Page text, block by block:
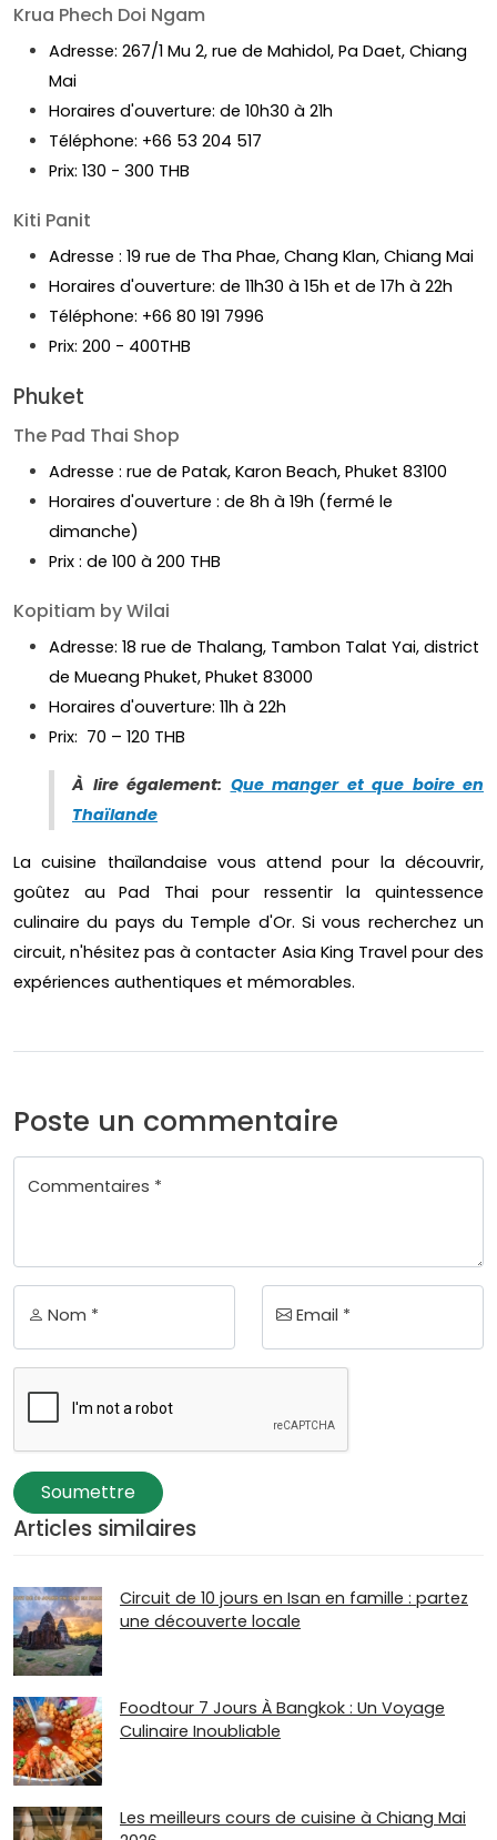
Krua Phech Doi Ngam
Adresse: 267/1 Mu 2, rue de Mahidol, Pa Daet, Chiang
Mai
Horaires d'ouverture: de 10h30 à 21h
Téléphone: +66 53 204 517
Prix: 130 - 300 THB
Kiti Panit
Adresse : 19 rue de Tha Phae, Chang Klan, Chiang Mai
Horaires d'ouverture: de 11h30 à 15h et de 17h à 22h
Téléphone: +66 80 191 7996
Prix: 200 - 400THB
Phuket
The Pad Thai Shop
Adresse : rue de Patak, Karon Beach, Phuket 83100
Horaires d'ouverture : de 8h à 19h (fermé le
dimanche)
Prix : de 100 à 200 THB
Kopitiam by Wilai
Adresse: 18 rue de Thalang, Tambon Talat Yai, district
de Mueang Phuket, Phuket 83000
Horaires d'ouverture: 11h à 22h
Prix: 70 – 120 THB
À lire également: Que manger et que boire en
Thaïlande
La cuisine thaïlandaise vous attend pour la découvrir,
goûtez au Pad Thai pour ressentir la quintessence
culinaire du pays du Temple d'Or. Si vous recherchez un
circuit, n'hésitez pas à contacter Asia King Travel pour des
expériences authentiques et mémorables.
Poste un commentaire
Commentaires *
Nom * Email *
Soumettre
Articles similaires
Circuit de 10 jours en Isan en famille : partez
une découverte locale
Foodtour 7 Jours À Bangkok : Un Voyage
Culinaire Inoubliable
Les meilleurs cours de cuisine à Chiang Mai